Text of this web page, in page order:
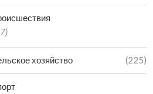
хозяйство (225)